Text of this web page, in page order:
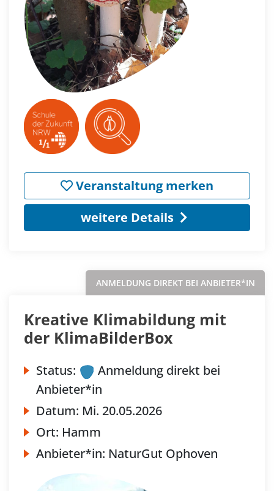
Veranstaltung merken
weitere Details
ANMELDUNG DIREKT BEI ANBIETER*IN
Kreative Klimabildung mit
der KlimaBilderBox
Status:
Anmeldung direkt bei
Anbieter*in
Datum: Mi. 20.05.2026
Ort: Hamm
Anbieter*in: NaturGut Ophoven